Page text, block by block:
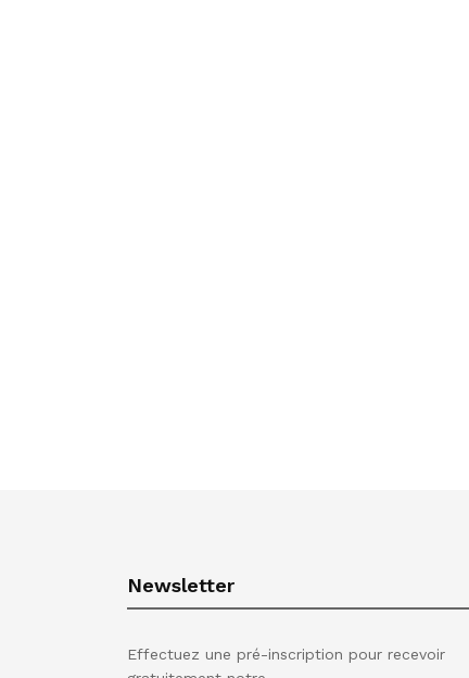
Newsletter
Effectuez une pré-inscription pour recevoir